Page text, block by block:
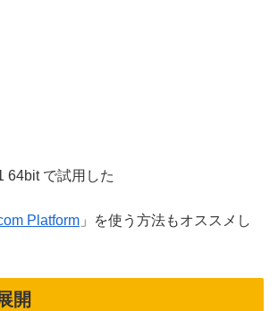
で試用した
Platform 」を使う方法もオススメし
開